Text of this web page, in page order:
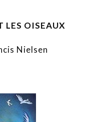
LES OISEAUX
Nielsen